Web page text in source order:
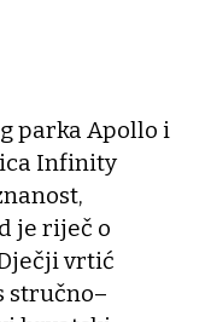
parka Apollo i
Infinity
je riječ o
vrtić
stručno–